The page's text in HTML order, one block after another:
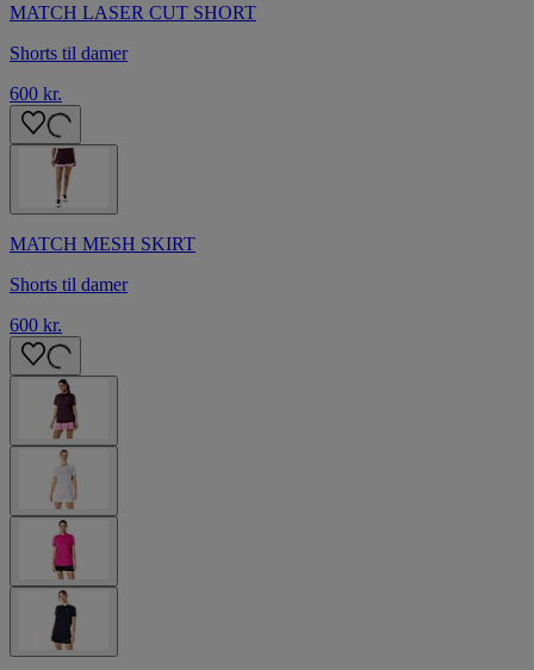
MATCH LASER CUT SHORT
Shorts til damer
600 kr.
MATCH MESH SKIRT
Shorts til damer
600 kr.